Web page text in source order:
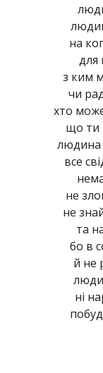
на
для
з ким
чи
хто
що ти
людина
все
не
не
та
бо в
й не
ні